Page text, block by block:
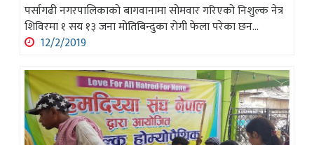
पर्सागढी नगरपालिकाको बागवानामा सोमवार गरिएको निशुल्क नेत्र
शिविरमा १ सय १३ जना मोतिबिन्दुका रोगी फेला परेका छन...
12/2/2019